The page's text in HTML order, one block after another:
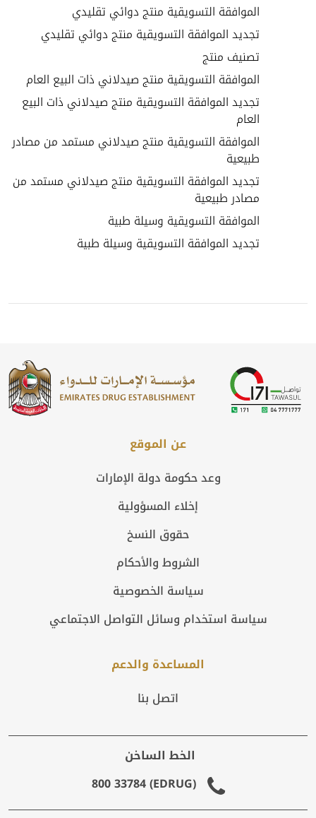
الموافقة التسويقية منتج دوائي تقليدي
تجديد الموافقة التسويقية منتج دوائي تقليدي
تصنيف منتج
الموافقة التسويقية منتج صيدلاني ذات البيع العام
تجديد الموافقة التسويقية منتج صيدلاني ذات البيع
العام
الموافقة التسويقية منتج صيدلاني مستمد من مصادر
طبيعية
تجديد الموافقة التسويقية منتج صيدلاني مستمد من
مصادر طبيعية
الموافقة التسويقية وسيلة طبية
تجديد الموافقة التسويقية وسيلة طبية
عن الموقع
وعد حكومة دولة الإمارات
إخلاء المسؤولية
حقوق النسخ
الشروط والأحكام
سياسة الخصوصية
سياسة استخدام وسائل التواصل الاجتماعي
المساعدة والدعم
اتصل بنا
الخط الساخن
(EDRUG) 800 33784